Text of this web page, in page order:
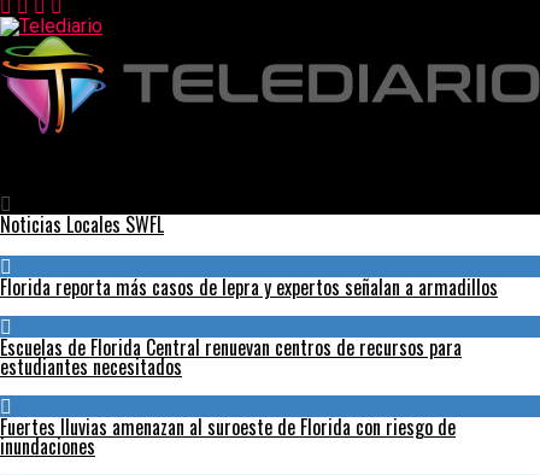
Noticias Locales SWFL
Florida reporta más casos de lepra y expertos señalan a armadillos
Escuelas de Florida Central renuevan centros de recursos para
estudiantes necesitados
Fuertes lluvias amenazan al suroeste de Florida con riesgo de
inundaciones